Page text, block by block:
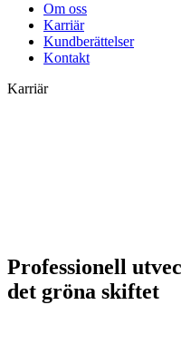
Om oss
Karriär
Kundberättelser
Kontakt
Karriär
Professionell
det gröna skiftet